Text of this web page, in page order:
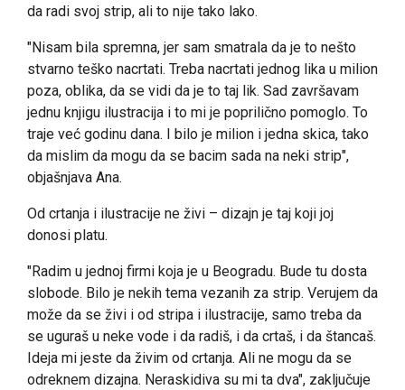
da radi svoj strip, ali to nije tako lako.
"Nisam bila spremna, jer sam smatrala da je to nešto
stvarno teško nacrtati. Treba nacrtati jednog lika u milion
poza, oblika, da se vidi da je to taj lik. Sad završavam
jednu knjigu ilustracija i to mi je poprilično pomoglo. To
traje već godinu dana. I bilo je milion i jedna skica, tako
da mislim da mogu da se bacim sada na neki strip",
objašnjava Ana.
Od crtanja i ilustracije ne živi – dizajn je taj koji joj
donosi platu.
"Radim u jednoj firmi koja je u Beogradu. Bude tu dosta
slobode. Bilo je nekih tema vezanih za strip. Verujem da
može da se živi i od stripa i ilustracije, samo treba da
se uguraš u neke vode i da radiš, i da crtaš, i da štancaš.
Ideja mi jeste da živim od crtanja. Ali ne mogu da se
odreknem dizajna. Neraskidiva su mi ta dva", zaključuje